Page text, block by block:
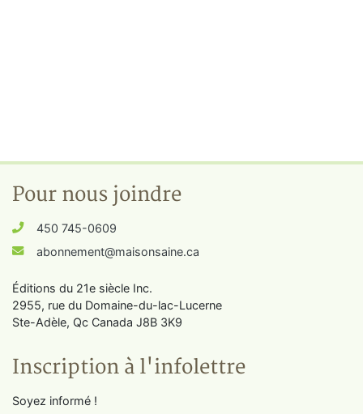
Pour nous joindre
450 745-0609
abonnement@maisonsaine.ca
Éditions du 21e siècle Inc.
2955, rue du Domaine-du-lac-Lucerne
Ste-Adèle, Qc Canada J8B 3K9
Inscription à l'infolettre
Soyez informé !